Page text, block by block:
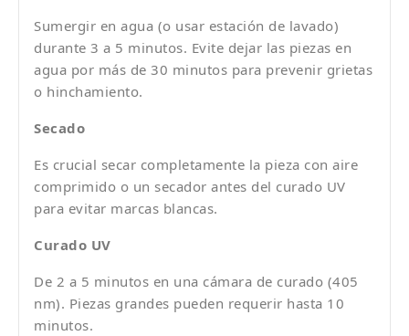
Sumergir en agua (o usar estación de lavado)
durante 3 a 5 minutos. Evite dejar las piezas en
agua por más de 30 minutos para prevenir grietas
o hinchamiento.
Secado
Es crucial secar completamente la pieza con aire
comprimido o un secador antes del curado UV
para evitar marcas blancas.
Curado UV
De 2 a 5 minutos en una cámara de curado (405
nm). Piezas grandes pueden requerir hasta 10
minutos.